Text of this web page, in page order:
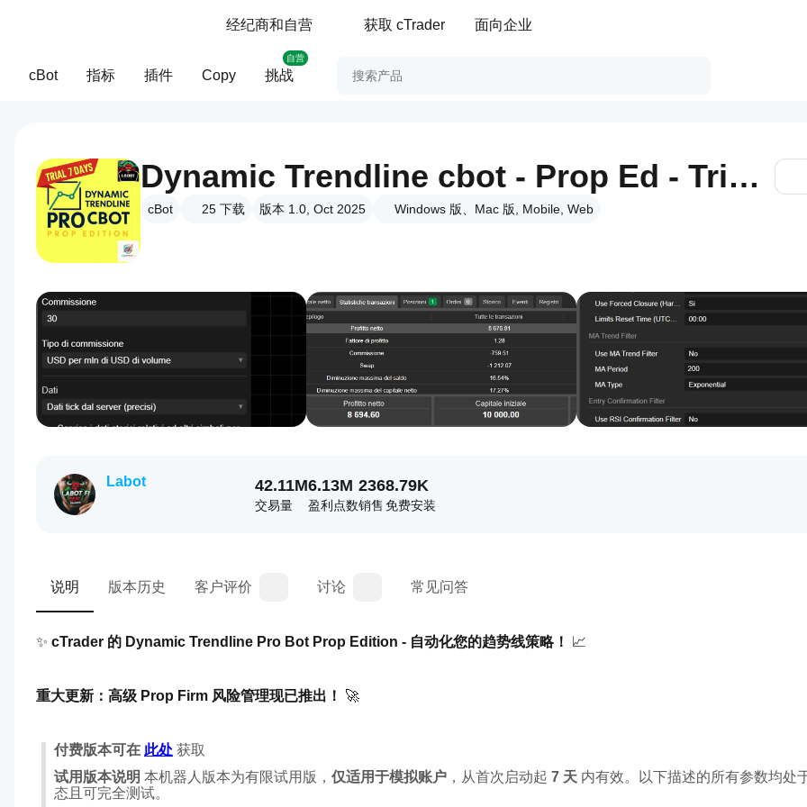
经纪商和自营 获取 cTrader 面向企业
cBot 指标 插件 Copy 挑战
自营
Dynamic Trendline cbot - Prop Ed - Trial 7d
cBot 25 下载 版本 1.0, Oct 2025 Windows 版、Mac 版, Mobile, Web
Labot 42.11M
交易量
6.13M
盈利点数
236
销售
8.79K
免费安装
说明 版本历史 客户评价 讨论 常见问答
✨ cTrader 的 Dynamic Trendline Pro Bot Prop Edition - 自动化您的趋势线策略！ 📈
重大更新：高级 Prop Firm 风险管理现已推出！ 🚀
付费版本可在 此处 获取
试用版本说明 本机器人版本为有限试用版， 仅适用于模拟账户 ，从首次启动起 7 天 内有效。以下描述的所有参数均处
态且可完全测试。